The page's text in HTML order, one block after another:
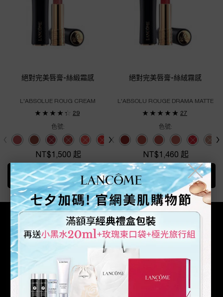
絕對完美唇膏-絲緞霜感
L'ABSOLUE ROUG CREAM
29
色號:
Select a colour
for 絕對完美唇膏-絲緞霜感
Selected
264 color for 絕對完美唇膏-絲緞霜感, 1 of 12
Selected
274 color for 絕對完美唇膏-絲緞霜感, 2 of 12
Selected
The product variation is out of stock, 180 color for 絕對完美唇
Selected
The product variation is out of stock, 125 color for 絕對
Selected
The product variation is out of stock, 120 color for
Selected
The product variation is out of stock, 199
Selected
The product variation is out of stock,
Selected
The product variation is out of
Selected
The product variation is
Selected
The product
Selected
The product
The
NT$1,500 起
加入購物車絕對完美唇膏-絲緞霜感
絕對完美唇膏-絲絨霧感
L'ABSOLU ROUGE DRAMA MATTE
27
色號:
Select a colour
for 絕對完美唇膏-絲絨
Selected
新色#296 color for 絕對完美唇膏-絲
Selected
新色#277 color for 絕對完美
Selected
新色#316 color for 絕
Selected
新色#217 color
Selected
The The
NT$1,460 起
加入購物車 絕對完美唇
╳